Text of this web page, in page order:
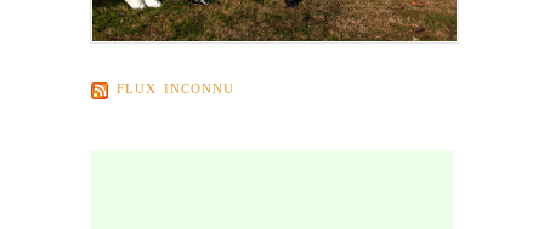
FLUX INCONNU